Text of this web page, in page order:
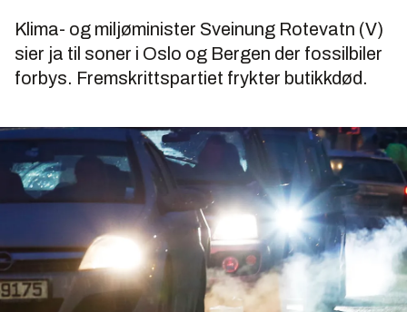
Klima- og miljøminister Sveinung Rotevatn (V)
sier ja til soner i Oslo og Bergen der fossilbiler
forbys. Fremskrittspartiet frykter butikkdød.